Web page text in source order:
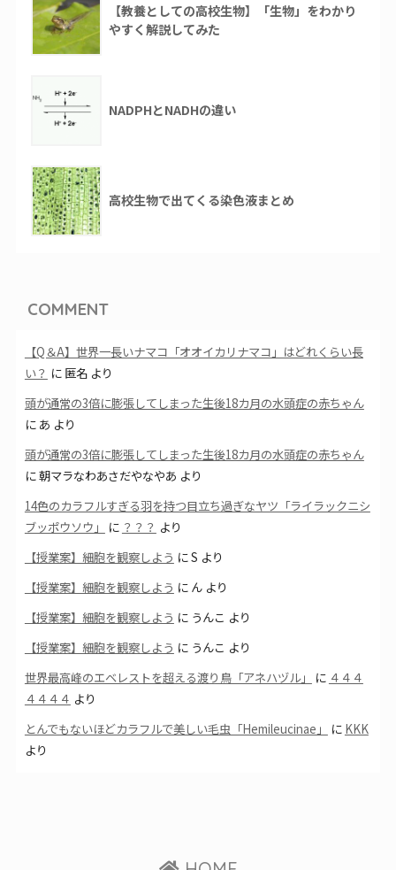
【教養としての高校生物】「生物」をわかり
やすく解説してみた
NADPHとNADHの違い
高校生物で出てくる染色液まとめ
COMMENT
【Q＆A】世界一長いナマコ「オオイカリナマコ」はどれくらい長
い？ に 匿名より
頭が通常の3倍に膨張してしまった生後18カ月の水頭症の赤ちゃん
に あ より
頭が通常の3倍に膨張してしまった生後18カ月の水頭症の赤ちゃん
に朝マラなわあさだやなやあ より
14色のカラフルすぎる羽を持つ目立ち過ぎなヤツ「ライラックニシ
ブッポウソウ」
に ？？？ より
【授業案】細胞を観察しよう にS より
【授業案】細胞を観察しよう に んより
【授業案】細胞を観察しよう に うんこ より
【授業案】細胞を観察しよう に うんこ より
世界最高峰のエベレストを超える渡り鳥「アネハヅル」
に ４４４
４４４４ より
とんでもないほどカラフルで美しい毛虫「Hemileucinae」
に KKK
より